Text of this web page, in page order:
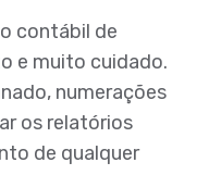
contábil de
e muito cuidado.
numerações
os relatórios
de qualquer